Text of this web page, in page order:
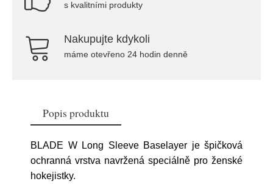
s kvalitními produkty
Nakupujte kdykoli
máme otevřeno 24 hodin denně
Popis produktu
BLADE W Long Sleeve Baselayer je špičková
ochranná vrstva navržená speciálně pro ženské
hokejistky.